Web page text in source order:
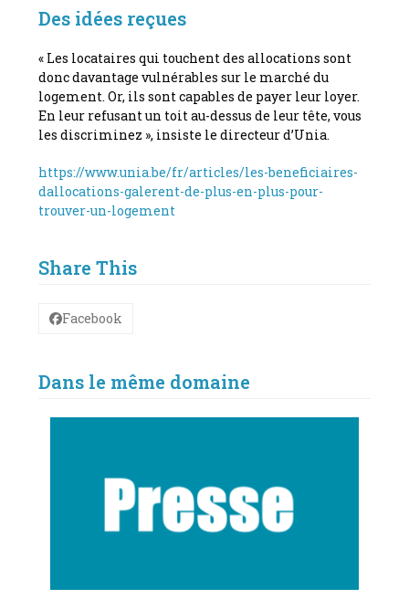
Des idées reçues
« Les locataires qui touchent des allocations sont
donc davantage vulnérables sur le marché du
logement. Or, ils sont capables de payer leur loyer.
En leur refusant un toit au-dessus de leur tête, vous
les discriminez », insiste le directeur d’Unia.
https://www.unia.be/fr/articles/les-beneficiaires-
dallocations-galerent-de-plus-en-plus-pour-
trouver-un-logement
Share This
Facebook
Dans le même domaine